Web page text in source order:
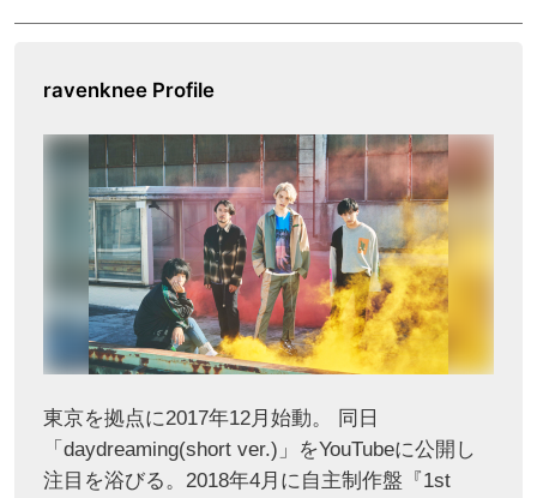
ravenknee Profile
東京を拠点に2017年12月始動。 同日
「daydreaming(short ver.)」をYouTubeに公開し
注目を浴びる。2018年4月に自主制作盤『1st